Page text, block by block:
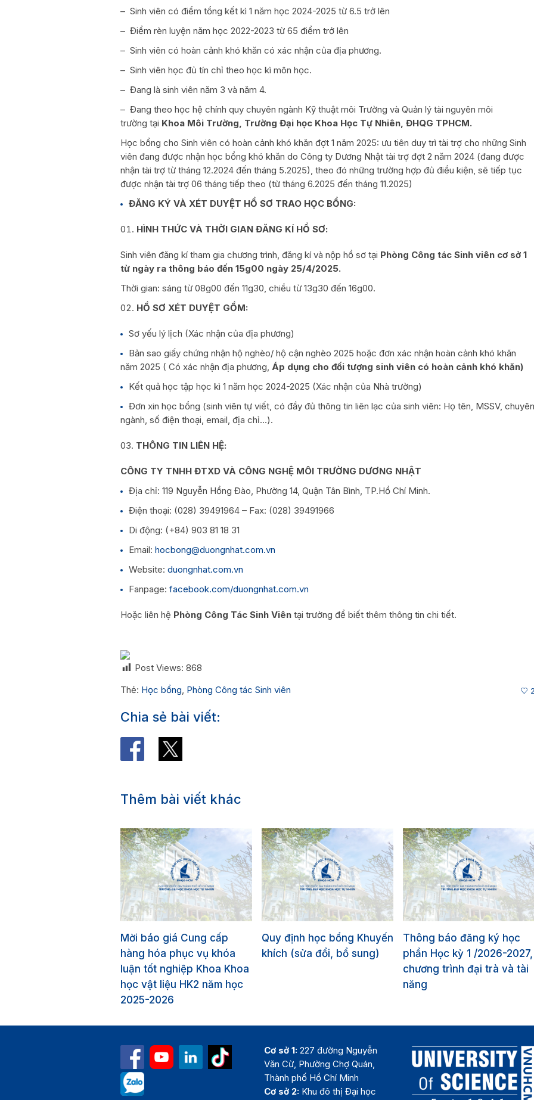
– Sinh viên có điểm tổng kết kì 1 năm học 2024-2025 từ 6.5 trở lên
– Điểm rèn luyện năm học 2022-2023 từ 65 điểm trở lên
– Sinh viên có hoàn cảnh khó khăn có xác nhận của địa phương.
– Sinh viên học đủ tín chỉ theo học kì môn học.
– Đang là sinh viên năm 3 và năm 4.
– Đang theo học hệ chính quy chuyên ngành Kỹ thuật môi Trường và Quản lý tài nguyên môi
trường tại Khoa Môi Trường, Trường Đại học Khoa Học Tự Nhiên, ĐHQG TPHCM.
Học bổng cho Sinh viên có hoàn cảnh khó khăn đợt 1 năm 2025: ưu tiên duy trì tài trợ cho những Sinh
viên đang được nhận học bổng khó khăn do Công ty Dương Nhật tài trợ đợt 2 năm 2024 (đang được
nhận tài trợ từ tháng 12.2024 đến tháng 5.2025), theo đó những trường hợp đủ điều kiện, sẽ tiếp tục
được nhận tài trợ 06 tháng tiếp theo (từ tháng 6.2025 đến tháng 11.2025)
ĐĂNG KÝ VÀ XÉT DUYỆT HỒ SƠ TRAO HỌC BỔNG:
HÌNH THỨC VÀ THỜI GIAN ĐĂNG KÍ HỒ SƠ:
Sinh viên đăng kí tham gia chương trình, đăng kí và nộp hồ sơ tại Phòng Công tác Sinh viên cơ sở 1
từ ngày ra thông báo đến 15g00 ngày 25/4/2025.
Thời gian: sáng từ 08g00 đến 11g30, chiều từ 13g30 đến 16g00.
HỒ SƠ XÉT DUYỆT GỒM:
Sơ yếu lý lịch (Xác nhận của địa phương)
Bản sao giấy chứng nhận hộ nghèo/ hộ cận nghèo 2025 hoặc đơn xác nhận hoàn cảnh khó khăn
năm 2025 ( Có xác nhận địa phương, Áp dụng cho đối tượng sinh viên có hoàn cảnh khó khăn)
Kết quả học tập học kì 1 năm học 2024-2025 (Xác nhận của Nhà trường)
Đơn xin học bổng (sinh viên tự viết, có đầy đủ thông tin liên lạc của sinh viên: Họ tên, MSSV, chuyên
ngành, số điện thoại, email, địa chỉ…).
THÔNG TIN LIÊN HỆ:
CÔNG TY TNHH ĐTXD VÀ CÔNG NGHỆ MÔI TRƯỜNG DƯƠNG NHẬT
Địa chỉ: 119 Nguyễn Hồng Đào, Phường 14, Quận Tân Bình, TP.Hồ Chí Minh.
Điện thoại: (028) 39491964 – Fax: (028) 39491966
Di động: (+84) 903 81 18 31
Email: hocbong@duongnhat.com.vn
Website: duongnhat.com.vn
Fanpage: facebook.com/duongnhat.com.vn
Hoặc liên hệ Phòng Công Tác Sinh Viên tại trường để biết thêm thông tin chi tiết.
Post Views: 868
Thẻ: Học bổng, Phòng Công tác Sinh viên 2
Chia sẻ bài viết:
Thêm bài viết khác
Mời báo giá Cung cấp
hàng hóa phục vụ khóa
luận tốt nghiệp Khoa Khoa
học vật liệu HK2 năm học
2025-2026
Quy định học bổng Khuyến
khích (sửa đổi, bổ sung)
Thông báo đăng ký học
phần Học kỳ 1 /2026-2027,
chương trình đại trà và tài
năng
Cơ sở 1: 227 đường Nguyễn
Văn Cừ, Phường Chợ Quán,
Thành phố Hồ Chí Minh
Cơ sở 2: Khu đô thị Đại học